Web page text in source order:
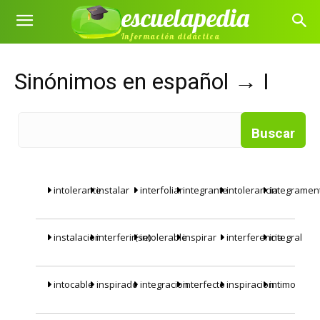
escuelapedia
Información didáctica
Sinónimos en español → I
intoleranteinstalar interfoliarintegranteintolerancia
instalacioninterferir(se)intolerableinspirar interferenciaintegral
intocable inspiradointegracioninterfectoinspiracionintimo